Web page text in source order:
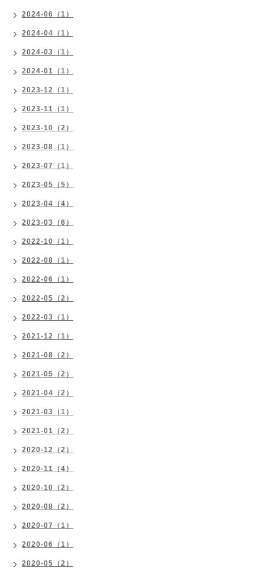
2024-06（1）
2024-04（1）
2024-03（1）
2024-01（1）
2023-12（1）
2023-11（1）
2023-10（2）
2023-08（1）
2023-07（1）
2023-05（5）
2023-04（4）
2023-03（6）
2022-10（1）
2022-08（1）
2022-06（1）
2022-05（2）
2022-03（1）
2021-12（1）
2021-08（2）
2021-05（2）
2021-04（2）
2021-03（1）
2021-01（2）
2020-12（2）
2020-11（4）
2020-10（2）
2020-08（2）
2020-07（1）
2020-06（1）
2020-05（2）